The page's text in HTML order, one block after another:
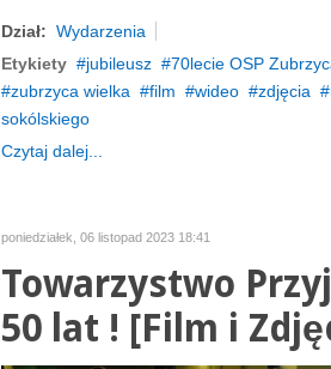
Dział: Wydarzenia
Etykiety
jubileusz 70lecie OSP
zubrzyca wielka
film wideo zdjęcia
sokólskiego
Czytaj dalej...
poniedziałek, 06 listopad 2023 18:41
Towarzystwo
50 lat ! [Film i